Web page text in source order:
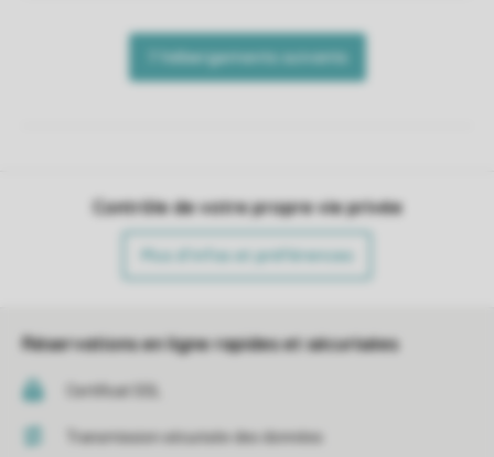
Contrôle de votre propre vie privée
Plus d’infos et préférences
Réservations en ligne rapides et sécurisées
Certificat SSL
Transmission sécurisée des données